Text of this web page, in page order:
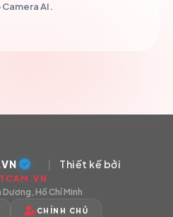
Camera AI.
| Thiết kế bởi
Dương, Hồ Chí Minh
CHÍNH CHỦ